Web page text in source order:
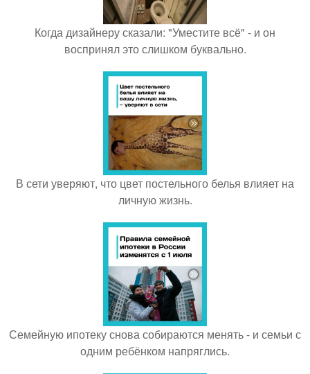
Когда дизайнеру сказали: "Уместите всё" - и он
воспринял это слишком буквально.
В сети уверяют, что цвет постельного белья влияет на
личную жизнь.
Семейную ипотеку снова собираются менять - и семьи с
одним ребёнком напряглись.